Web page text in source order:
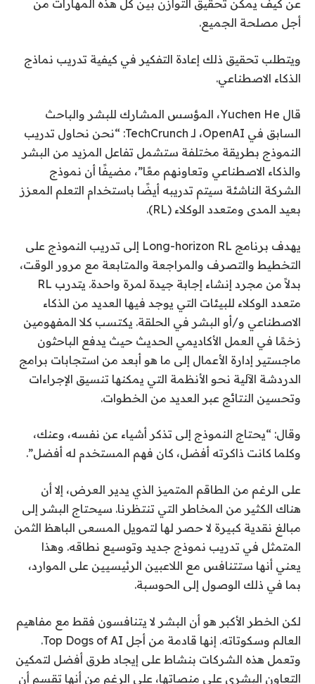
عن كيف يمكن تحقيق التوازن بين كل هذه المهارات من
أجل مصلحة الجميع.
ويتطلب تحقيق ذلك إعادة التفكير في كيفية تدريب نماذج
الذكاء الاصطناعي.
قال Yuchen He، المؤسس المشارك للبشر والباحث
السابق في OpenAI، لـ TechCrunch: “نحن نحاول تدريب
النموذج بطريقة مختلفة ستشمل تفاعل المزيد من البشر
والذكاء الاصطناعي وتعاونهم معًا”، مضيفًا أن نموذج
الشركة الناشئة سيتم تدريبه أيضًا باستخدام التعلم المعزز
بعيد المدى ومتعدد الوكلاء (RL).
يهدف برنامج Long-horizon RL إلى تدريب النموذج على
التخطيط والتصرف والمراجعة والمتابعة مع مرور الوقت،
بدلاً من مجرد إنشاء إجابة جيدة لمرة واحدة. يتدرب RL
متعدد الوكلاء للبيئات التي يوجد فيها العديد من الذكاء
الاصطناعي و/أو البشر في الحلقة. يكتسب كلا المفهومين
زخمًا في العمل الأكاديمي الحديث حيث يدفع الباحثون
ماجستير إدارة الأعمال إلى ما هو أبعد من استجابات برامج
الدردشة الآلية نحو الأنظمة التي يمكنها تنسيق الإجراءات
وتحسين النتائج عبر العديد من الخطوات.
وقال: “يحتاج النموذج إلى تذكر أشياء عن نفسه، وعنك،
وكلما كانت ذاكرته أفضل، كان فهم المستخدم له أفضل”.
على الرغم من الطاقم المتميز الذي يدير العرض، إلا أن
هناك الكثير من المخاطر التي تنتظرنا. سيحتاج البشر إلى
مبالغ نقدية كبيرة لا حصر لها لتمويل المسعى الباهظ الثمن
المتمثل في تدريب نموذج جديد وتوسيع نطاقه. وهذا
يعني أنها ستتنافس مع اللاعبين الرئيسيين على الموارد،
بما في ذلك الوصول إلى الحوسبة.
لكن الخطر الأكبر هو أن البشر لا يتنافسون فقط مع مفاهيم
العالم وسكوتاته. إنها قادمة من أجل Top Dogs of AI.
وتعمل هذه الشركات بنشاط على إيجاد طرق أفضل لتمكين
التعاون البشري على منصاتها، على الرغم من أنها تقسم أن